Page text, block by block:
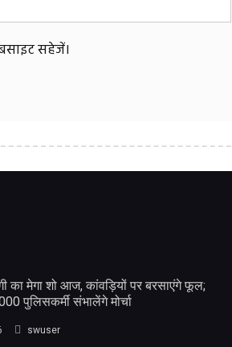
सहेजें।
का मेगा शो आज, कांवड़ियों पर बरसाएंगे फूल;
पुलिसकर्मी संभालेंगे मोर्चा
swuser